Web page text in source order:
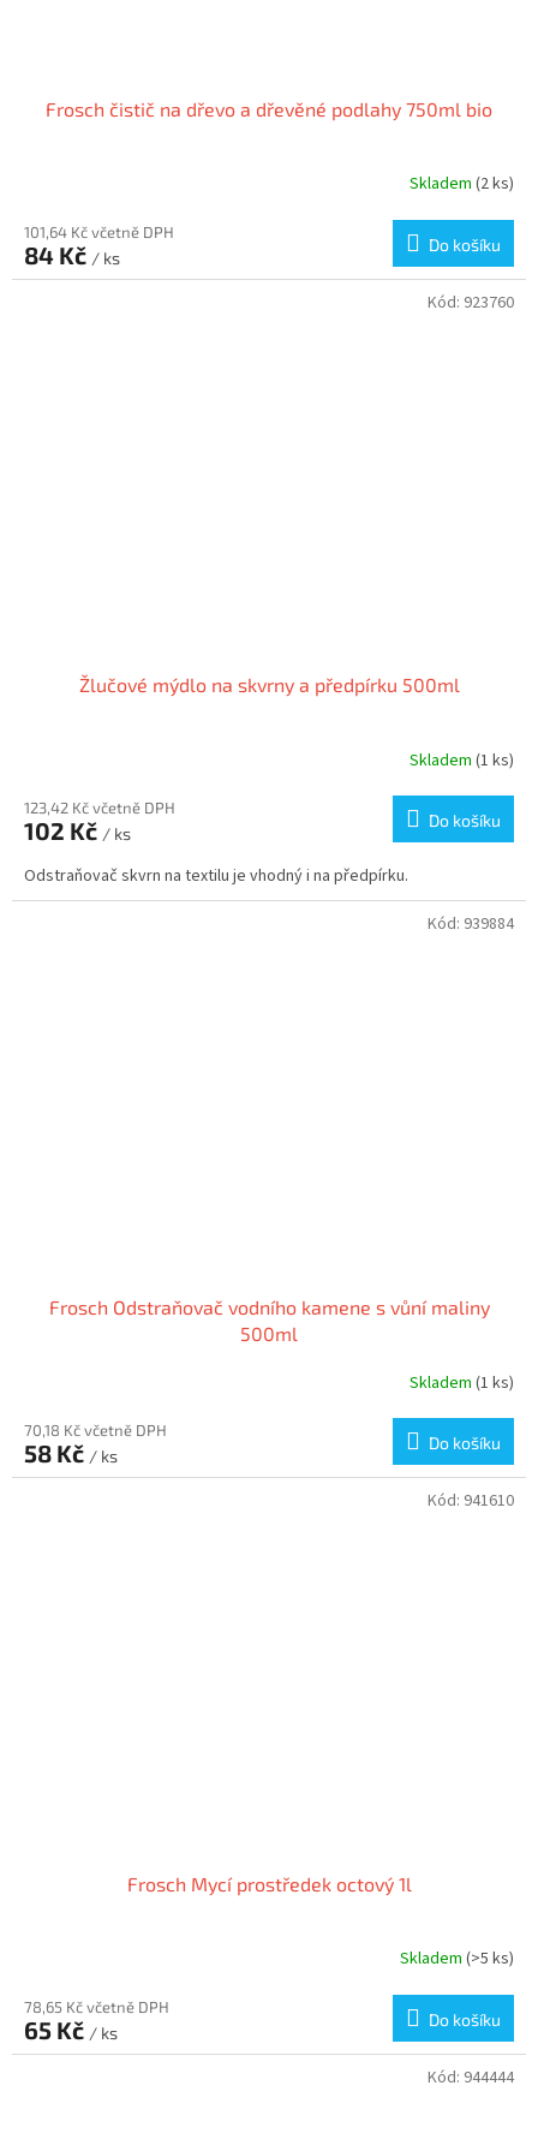
Frosch čistič na dřevo a dřevěné podlahy 750ml bio
Skladem (2 ks)
101,64 Kč včetně DPH
84 Kč / ks
Do košíku
Žlučové mýdlo na skvrny a předpírku 500ml
Skladem (1 ks)
123,42 Kč včetně DPH
102 Kč / ks
Do košíku
Odstraňovač skvrn na textilu je vhodný i na předpírku.
Kód: 923760
Frosch Odstraňovač vodního kamene s vůní maliny
500ml
Skladem (1 ks)
70,18 Kč včetně DPH
58 Kč / ks
Do košíku
Kód: 939884
Frosch Mycí prostředek octový 1l
Skladem (>5 ks)
78,65 Kč včetně DPH
65 Kč / ks
Do košíku
Kód: 941610
Kód: 944444